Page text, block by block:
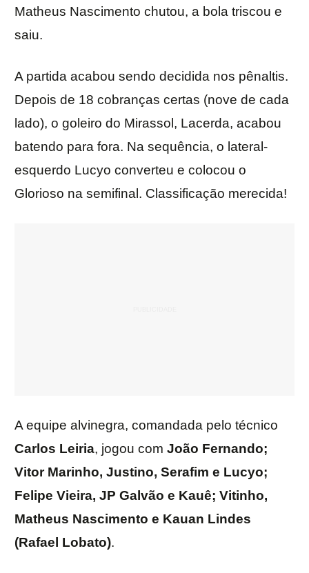
Matheus Nascimento chutou, a bola triscou e
saiu.
A partida acabou sendo decidida nos pênaltis.
Depois de 18 cobranças certas (nove de cada
lado), o goleiro do Mirassol, Lacerda, acabou
batendo para fora. Na sequência, o lateral-
esquerdo Lucyo converteu e colocou o
Glorioso na semifinal. Classificação merecida!
A equipe alvinegra, comandada pelo técnico
Carlos Leiria, jogou com João Fernando;
Vitor Marinho, Justino, Serafim e Lucyo;
Felipe Vieira, JP Galvão e Kauê; Vitinho,
Matheus Nascimento e Kauan Lindes
(Rafael Lobato).